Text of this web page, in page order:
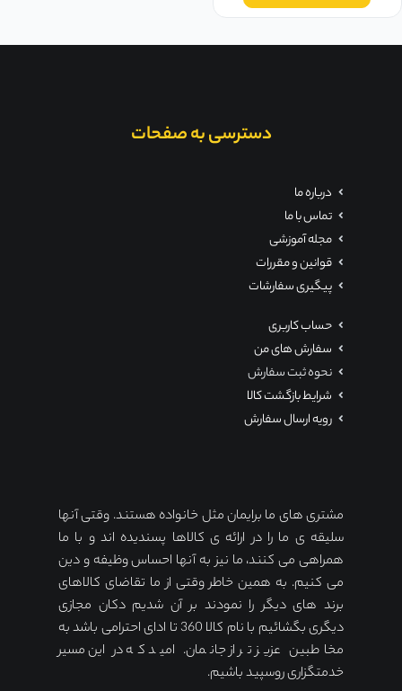
دسترسی به صفحات
درباره ما
تماس با ما
مجله آموزشی
قوانین و مقررات
پیگیری سفارشات
حساب کاربری
سفارش های من
نحوه ثبت سفارش
شرایط بازگشت کالا
رویه ارسال سفارش
مشتری های ما برایمان مثل خانواده هستند. وقتی آنها
سلیقه ی ما را در ارائه ی کالاها پسندیده اند و با ما
همراهی می کنند، ما نیز به آنها احساس وظیفه و دین
می کنیم. به همین خاطر وقتی از ما تقاضای کالاهای
برند های دیگر را نمودند بر آن شدیم دکان مجازی
دیگری بگشائیم با نام کالا 360 تا ادای احترامی باشد به
مخاطبین عزیز تر از جانمان. امید که در این مسیر
خدمتگزاری روسپید باشیم.